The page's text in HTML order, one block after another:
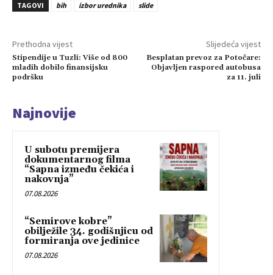
TAGOVI bih izbor urednika slide
Prethodna vijest
Stipendije u Tuzli: Više od 800
mladih dobilo finansijsku
podršku
Slijedeća vijest
Besplatan prevoz za Potočare:
Objavljen raspored autobusa
za 11. juli
Najnovije
U subotu premijera
dokumentarnog filma
“Sapna između čekića i
nakovnja”
07.08.2026
“Semirove kobre”
obilježile 34. godišnjicu od
formiranja ove jedinice
07.08.2026